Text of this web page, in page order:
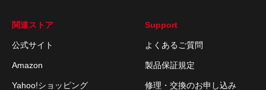
関連ストア
公式サイト
Amazon
Yahoo!ショッピング
Support
よくあるご質問
製品保証規定
修理・交換のお申し込み